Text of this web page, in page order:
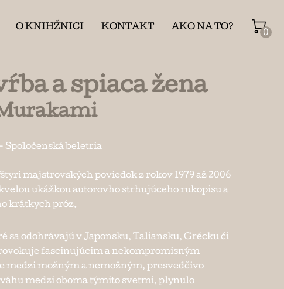
O KNIHŽNICI KONTAKT AKO NA TO?
0
a spiaca žena
Spoločenská beletria
majstrovských poviedok z rokov 1979 až 2006
ukážkou autorovho strhujúceho rukopisu a
krátkych próz.
sa odohrávajú v Japonsku, Taliansku, Grécku či
fascinujúcim a nekompromisným
medzi možným a nemožným, presvedčivo
medzi oboma týmito svetmi, plynulo